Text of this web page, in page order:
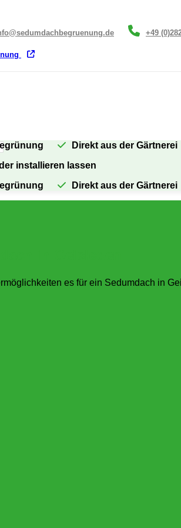
+49
Direkt aus der Gärtnerei
installieren lassen
Direkt aus der Gärtnerei
es für ein Sedumdach in